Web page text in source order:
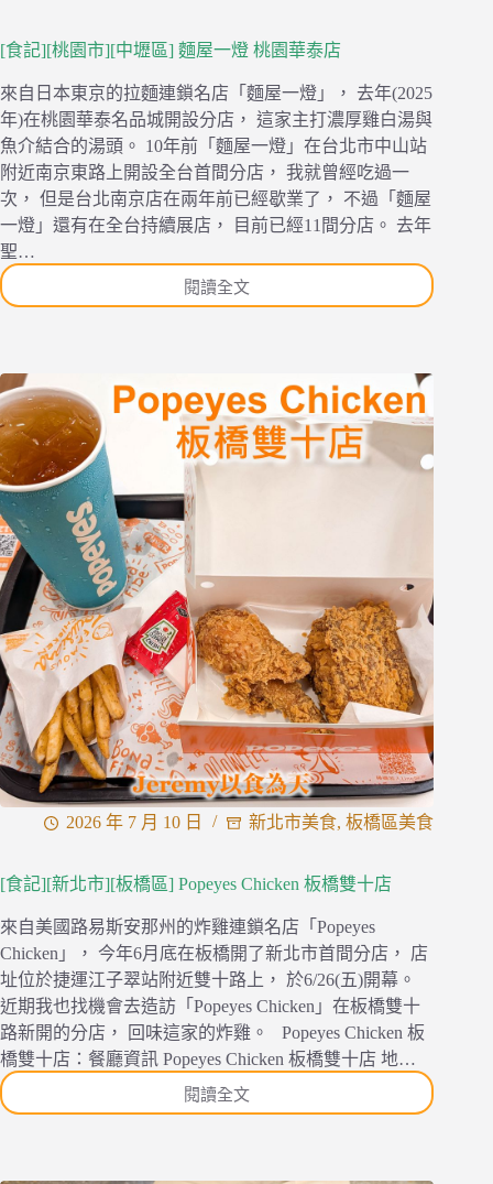
牌，
享
用
優
質
英
國
茶
以
及
英
點
和
冰
[食記][桃園市][中壢區] 麵屋一燈 桃園華泰店
來自日本東京的拉麵連鎖名店「麵屋一燈」， 去年(2025
年)在桃園華泰名品城開設分店， 這家主打濃厚雞白湯與
魚介結合的湯頭。 10年前「麵屋一燈」在台北市中山站
附近南京東路上開設全台首間分店， 我就曾經吃過一
次， 但是台北南京店在兩年前已經歇業了， 不過「麵屋
一燈」還有在全台持續展店， 目前已經11間分店。 去年
聖…
閱讀全文
[食
市]
[中
壢
區]
桃
園
華
泰
店
2026 年 7 月 10 日 新北市美食, 板橋區美食
[食記][新北市][板橋區] Popeyes Chicken 板橋雙十店
來自美國路易斯安那州的炸雞連鎖名店「Popeyes
Chicken」， 今年6月底在板橋開了新北市首間分店， 店
址位於捷運江子翠站附近雙十路上， 於6/26(五)開幕。
近期我也找機會去造訪「Popeyes Chicken」在板橋雙十
路新開的分店， 回味這家的炸雞。 Popeyes Chicken 板
橋雙十店：餐廳資訊 Popeyes Chicken 板橋雙十店 地…
閱讀全文
[食